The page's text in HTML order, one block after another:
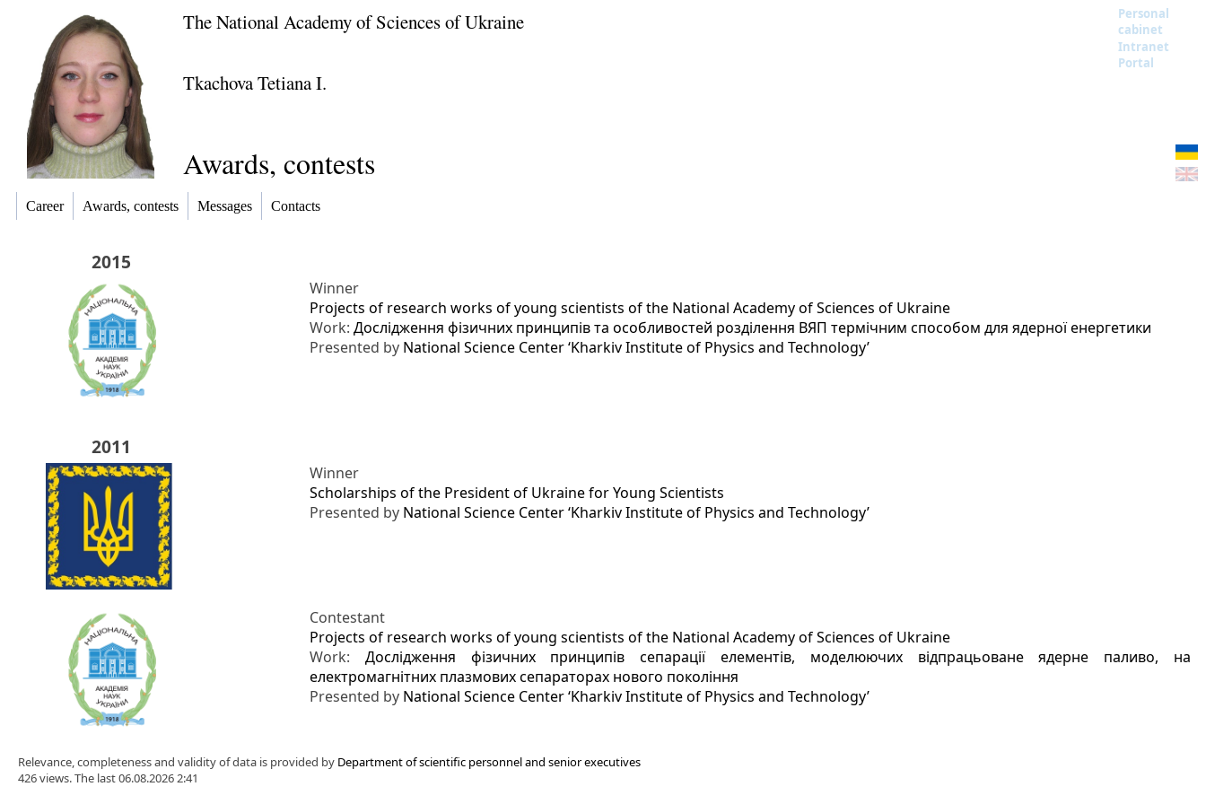
The National Academy of Sciences of Ukraine
Personal
cabinet
Intranet
Portal
Tkachova Tetiana I.
Awards, contests
Career Awards, contests Messages Contacts
2015
Winner
Projects of research works of young scientists of the National Academy of Sciences of Ukraine
Work: Дослідження фізичних принципів та особливостей розділення ВЯП термічним способом для ядерної енергетики
Presented by National Science Center ‘Kharkiv Institute of Physics and Technology’
2011
Winner
Scholarships of the President of Ukraine for Young Scientists
Presented by National Science Center ‘Kharkiv Institute of Physics and Technology’
Contestant
Projects of research works of young scientists of the National Academy of Sciences of Ukraine
Work: Дослідження фізичних принципів сепарації елементів, моделюючих відпрацьоване ядерне паливо, на
електромагнітних плазмових сепараторах нового покоління
Presented by National Science Center ‘Kharkiv Institute of Physics and Technology’
Relevance, completeness and validity of data is provided by Department of scientific personnel and senior executives
426 views. The last 06.08.2026 2:41